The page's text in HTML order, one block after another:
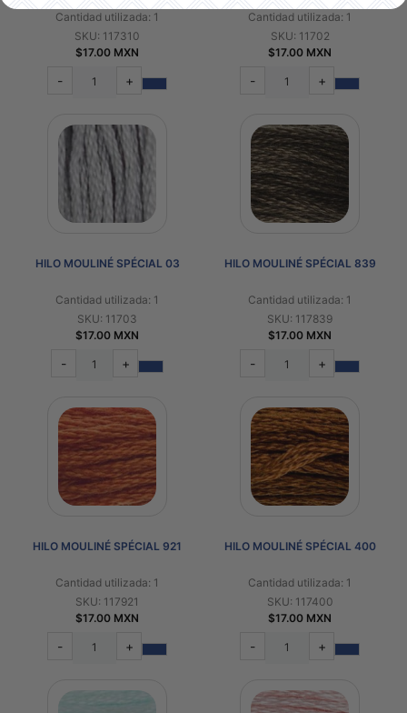
Cantidad utilizada: 1
SKU: 117310
$17.00 MXN
- +
Cantidad utilizada: 1
SKU: 11702
$17.00 MXN
- +
HILO MOULINÉ SPÉCIAL 03
Cantidad utilizada: 1
SKU: 11703
$17.00 MXN
- +
HILO MOULINÉ SPÉCIAL 839
Cantidad utilizada: 1
SKU: 117839
$17.00 MXN
- +
HILO MOULINÉ SPÉCIAL 921
Cantidad utilizada: 1
SKU: 117921
$17.00 MXN
- +
HILO MOULINÉ SPÉCIAL 400
Cantidad utilizada: 1
SKU: 117400
$17.00 MXN
- +